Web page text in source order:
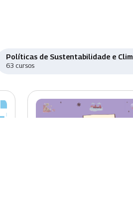
Políticas de Sustentabilidade e
63 cursos